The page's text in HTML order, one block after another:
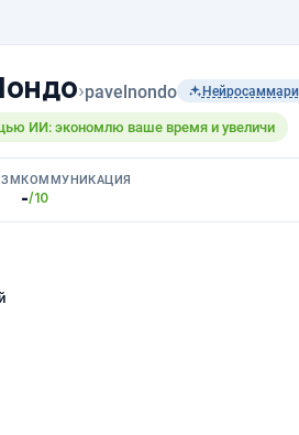
›pavelnondo Нейросаммари
ИИ: экономлю ваше время и увеличи
КОММУНИКАЦИЯ
-/10